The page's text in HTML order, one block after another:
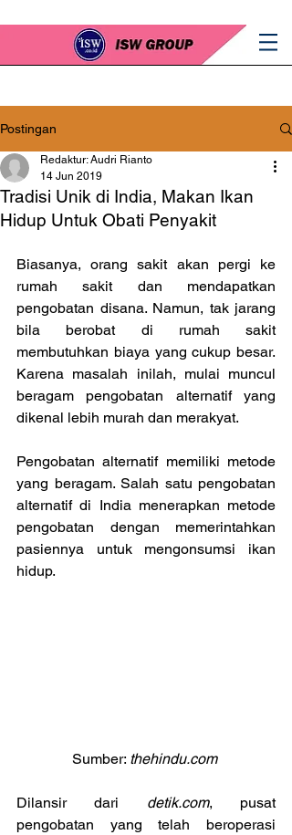
Postingan
Tradisi Unik di India, Makan Ikan
Hidup Untuk Obati Penyakit
Redaktur: Audri Rianto
14 Jun 2019
Biasanya, orang sakit akan pergi ke
rumah sakit dan mendapatkan
pengobatan disana. Namun, tak jarang
bila berobat di rumah sakit
membutuhkan biaya yang cukup besar.
Karena masalah inilah, mulai muncul
beragam pengobatan alternatif yang
dikenal lebih murah dan merakyat.
Pengobatan alternatif memiliki metode
yang beragam. Salah satu pengobatan
alternatif di India menerapkan metode
pengobatan dengan memerintahkan
pasiennya untuk mengonsumsi ikan
hidup.
Sumber: thehindu.com
Dilansir dari detik.com, pusat
pengobatan yang telah beroperasi